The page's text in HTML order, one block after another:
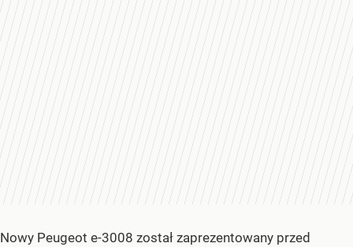
Nowy Peugeot e-3008 został zaprezentowany przed